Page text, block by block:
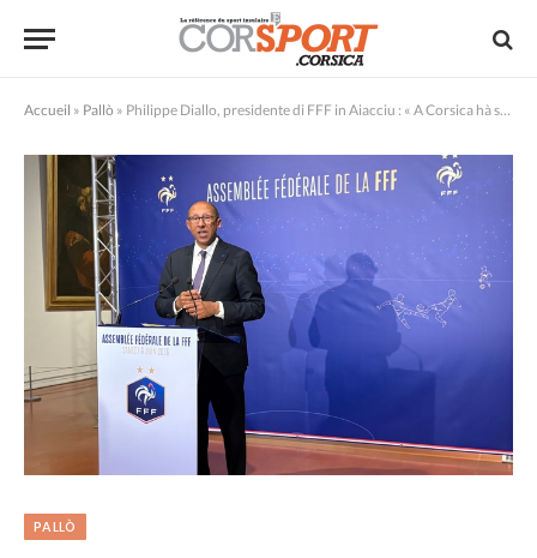
Accueil » Pallò » Philippe Diallo, presidente di FFF in Aiacciu : « A Corsica hà sempre a so piazza in u football prufessiunale francese »
PALLÒ